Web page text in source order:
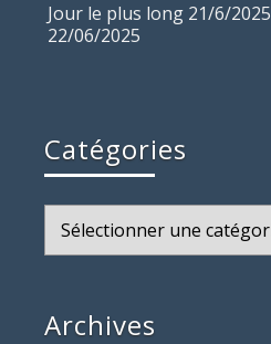
Jour le plus long 21/6/2025
22/06/2025
Catégories
Archives